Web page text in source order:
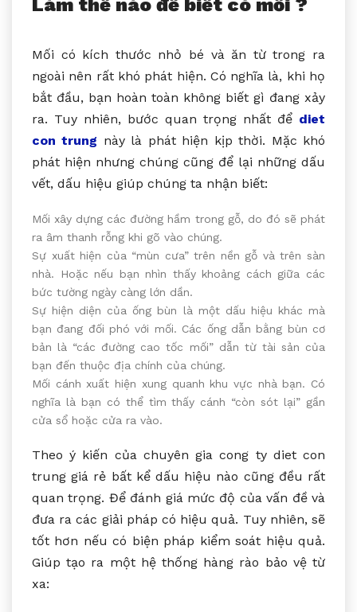
Làm thế nào để biết có mối ?
Mối có kích thước nhỏ bé và ăn từ trong ra
ngoài nên rất khó phát hiện. Có nghĩa là, khi họ
bắt đầu, bạn hoàn toàn không biết gì đang xảy
ra. Tuy nhiên, bước quan trọng nhất để diet
con trung này là phát hiện kịp thời. Mặc khó
phát hiện nhưng chúng cũng để lại những dấu
vết, dấu hiệu giúp chúng ta nhận biết:
Mối xây dựng các đường hầm trong gỗ, do đó sẽ phát
ra âm thanh rỗng khi gõ vào chúng.
Sự xuất hiện của “mùn cưa” trên nền gỗ và trên sàn
nhà. Hoặc nếu bạn nhìn thấy khoảng cách giữa các
bức tường ngày càng lớn dần.
Sự hiện diện của ống bùn là một dấu hiệu khác mà
bạn đang đối phó với mối. Các ống dẫn bằng bùn cơ
bản là “các đường cao tốc mối” dẫn từ tài sản của
bạn đến thuộc địa chính của chúng.
Mối cánh xuất hiện xung quanh khu vực nhà bạn. Có
nghĩa là bạn có thể tìm thấy cánh “còn sót lại” gần
cửa sổ hoặc cửa ra vào.
Theo ý kiến của chuyên gia cong ty diet con
trung giá rẻ bất kể dấu hiệu nào cũng đều rất
quan trọng. Để đánh giá mức độ của vấn đề và
đưa ra các giải pháp có hiệu quả. Tuy nhiên, sẽ
tốt hơn nếu có biện pháp kiểm soát hiệu quả.
Giúp tạo ra một hệ thống hàng rào bảo vệ từ
xa: